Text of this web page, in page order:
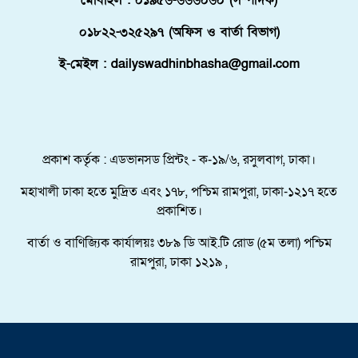
মালদ্বীপে বাংলাদেশের স্বাধীনতা ও জাতীয় দিবস
উদযাপন, কূটনীতিকদের সংবর্ধনা
শরণার্থী ও আশ্রয়প্রার্থী ব্যবস্থাপনায় মালয়েশিয়ার নতুন
০১৮২২-৩২৫২৯৭ (অফিস ও বার্তা বিভাগ)
ই-মেইল : dailyswadhinbhasha@gmail.com
প্রকাশ কর্তৃক : এডভানসড প্রিন্টং - ক-১৯/৬, রসুলবাগ, ঢাকা।
মহাখালী ঢাকা হতে মুদ্রিত এবং ১৭৮, পশ্চিম রামপুরা, ঢাকা-১২১৭ হতে
প্রকাশিত।
বার্তা ও বাণিজ্যিক কার্যালয়ঃ ৩৮৯ ডি আই.টি রোড (৫ম তলা) পশ্চিম
রামপুরা, ঢাকা ১২১৯ ,